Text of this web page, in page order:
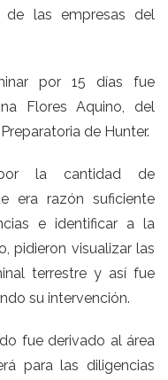
las empresas del
por 15 días fue
Flores Aquino, del
de Hunter.
la cantidad de
era razón suficiente
e identificar a la
pidieron visualizar las
terrestre y así fue
su intervención.
fue derivado al área
para las diligencias